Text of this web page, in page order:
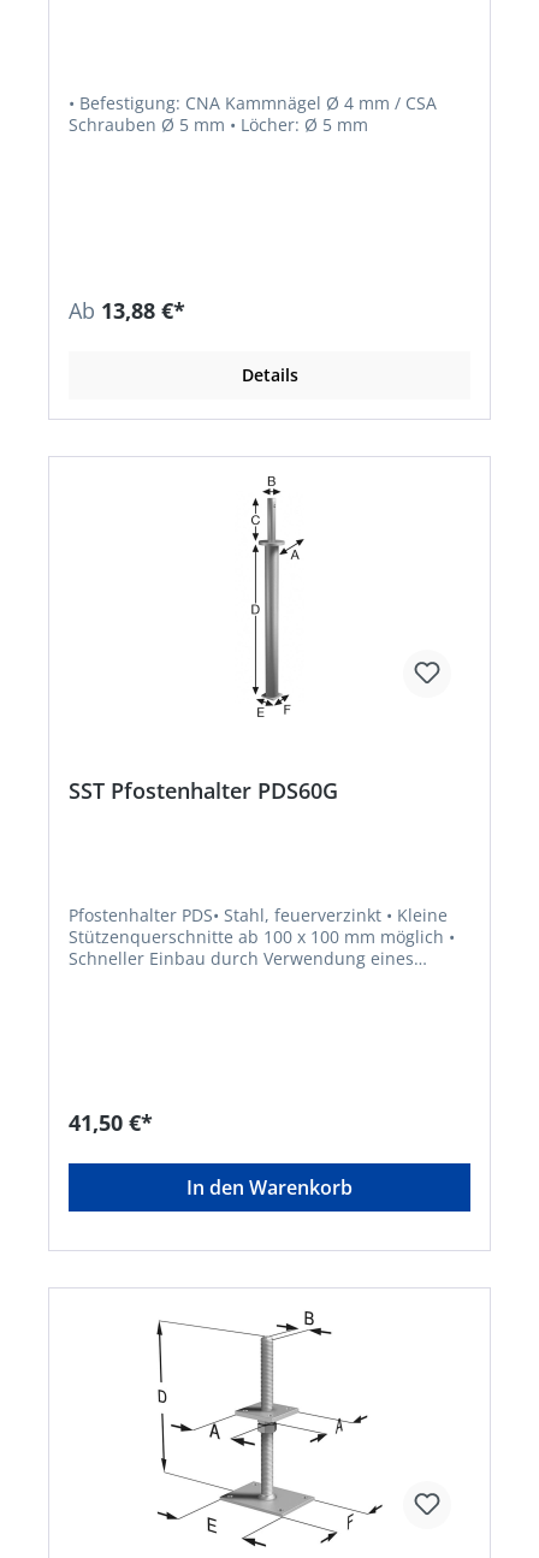
• Befestigung: CNA Kammnägel Ø 4 mm / CSA
Schrauben Ø 5 mm • Löcher: Ø 5 mm
Ab 13,88 €*
Details
SST Pfostenhalter PDS60G
Pfostenhalter PDS• Stahl, feuerverzinkt • Kleine
Stützenquerschnitte ab 100 x 100 mm möglich •
Schneller Einbau durch Verwendung eines
41,50 €*
In den Warenkorb